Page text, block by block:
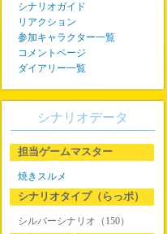
シナリオガイド
リアクション
参加キャラクター一覧
コメントページ
ダイアリー一覧
シナリオデータ
担当ゲームマスター
焼きスルメ
シナリオタイプ（らっポ）
シルバーシナリオ（150）